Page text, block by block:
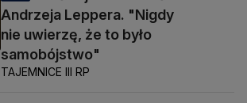
Andrzeja Leppera. "Nigdy
nie uwierzę, że to było
samobójstwo"
TAJEMNICE III RP